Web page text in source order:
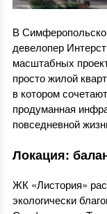
В
девелопер
масштабных
просто жилой
в котором
продуманная
повседневной
Локация:
ЖК «Листория»
экологически